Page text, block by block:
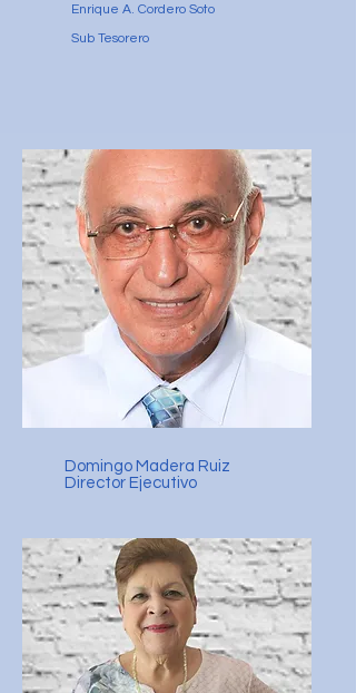
Enrique A. Cordero Soto
Sub Tesorero
Domingo Madera Ruiz
Director Ejecutivo